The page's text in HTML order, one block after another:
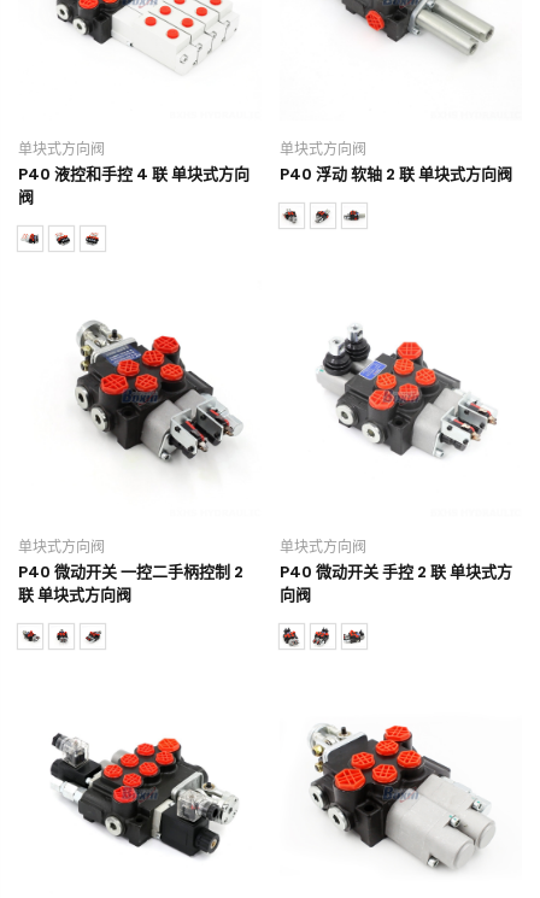
单块式方向阀
P40 液控和手控 4 联 单块式方向
阀
单块式方向阀
P40 浮动 软轴 2 联 单块式方向阀
单块式方向阀
P40 微动开关 一控二手柄控制 2
联 单块式方向阀
单块式方向阀
P40 微动开关 手控 2 联 单块式方
向阀